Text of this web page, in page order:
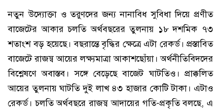
নতুন উদ্যোক্তা ও তরুণদের জন্য নানাবিধ সুবিধা দিয়ে প্রণীত
বাজেটের আকার চলতি অর্থবছরের তুলনায় ১৮ দশমিক ৭৩
শতাংশ বড় হয়েছে। বছরান্তে বৃদ্ধির ক্ষেত্রে এটা রেকর্ড। প্রস্তাবিত
বাজেটে রাজস্ব আয়ের লক্ষ্যমাত্রা আকাশছোঁয়া। অর্থনীতিবিদদের
বিশ্লেষণে অবাস্তব। সঙ্গে বেড়েছে বাজেট ঘাটতিও। প্রাক্কলিত
আয়ের তুলনায় ঘাটতি দুই লাখ ৪৩ হাজার কোটি টাকা। এটাও
রেকর্ড। চলতি অর্থবছরে রাজস্ব আদায়ের গতি-প্রকৃতি বলছে, এ